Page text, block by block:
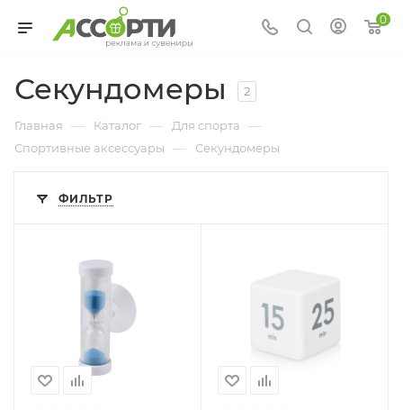
0
Секундомеры 2
Главная — Каталог — Для спорта —
Спортивные аксессуары — Секундомеры
ФИЛЬТР